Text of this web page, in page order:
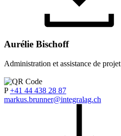
Aurélie Bischoff
Administration et assistance de projet
P +41 44 438 28 87
markus.brunner@integralag.ch